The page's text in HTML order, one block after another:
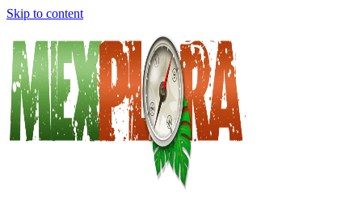
Skip to content